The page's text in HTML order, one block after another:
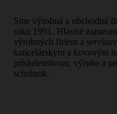
Sme výrobná a obchodná
roku 1991. Hlavné
výrobných firiem a
kancelárskym a kovovým
príslušenstvom, výroba a
schránok.